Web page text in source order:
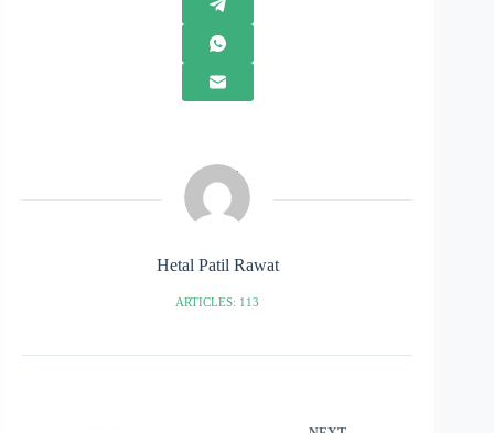
Hetal Patil Rawat
ARTICLES: 113